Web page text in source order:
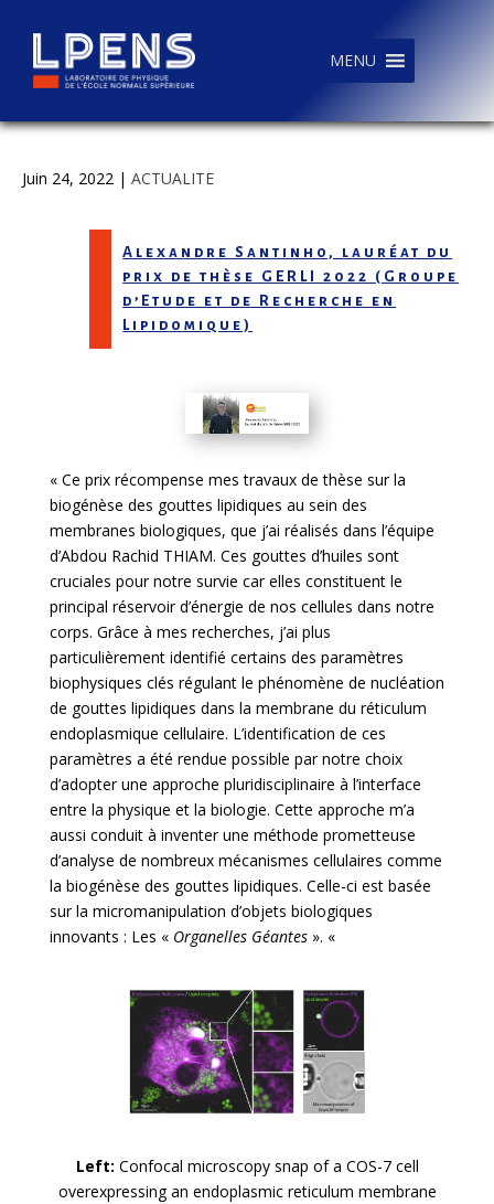
MENU
Juin 24, 2022 | ACTUALITE
Alexandre Santinho, lauréat du
prix de thèse GERLI 2022 (Groupe
d’Etude et de Recherche en
Lipidomique)
« Ce prix récompense mes travaux de thèse sur la
biogénèse des gouttes lipidiques au sein des
membranes biologiques, que j’ai réalisés dans l’équipe
d’Abdou Rachid THIAM. Ces gouttes d’huiles sont
cruciales pour notre survie car elles constituent le
principal réservoir d’énergie de nos cellules dans notre
corps. Grâce à mes recherches, j’ai plus
particulièrement identifié certains des paramètres
biophysiques clés régulant le phénomène de nucléation
de gouttes lipidiques dans la membrane du réticulum
endoplasmique cellulaire. L’identification de ces
paramètres a été rendue possible par notre choix
d’adopter une approche pluridisciplinaire à l’interface
entre la physique et la biologie. Cette approche m’a
aussi conduit à inventer une méthode prometteuse
d’analyse de nombreux mécanismes cellulaires comme
la biogénèse des gouttes lipidiques. Celle-ci est basée
sur la micromanipulation d’objets biologiques
innovants : Les « Organelles Géantes». «
Left: Confocal microscopy snap of a COS-7 cell
overexpressing an endoplasmic reticulum membrane